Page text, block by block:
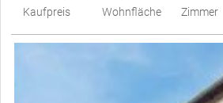
Kaufpreis
Wohnfläche
Zimmer